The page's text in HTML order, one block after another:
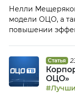
Нелли
модели ОЦО, а
повышении
Статья
ОЦО»